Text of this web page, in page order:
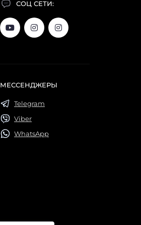
СОЦ СЕТИ:
МЕССЕНДЖЕРЫ
Telegram
Viber
WhatsApp